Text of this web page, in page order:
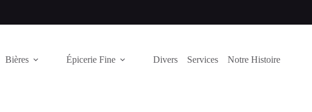
Bières Épicerie Fine Divers Services Notre Histoire